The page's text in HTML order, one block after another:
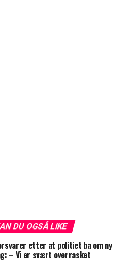
DU OGSÅ LIKE
etter at politiet ba om ny
– Vi er svært overrasket